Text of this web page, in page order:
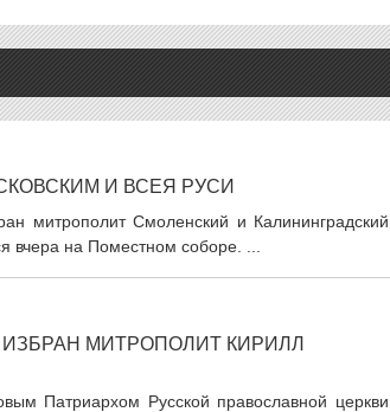
И ВСЕЯ РУСИ
митрополит Смоленский и Калининградский
вчера на Поместном соборе. ...
МИТРОПОЛИТ КИРИЛЛ
Патриархом Русской православной церкви